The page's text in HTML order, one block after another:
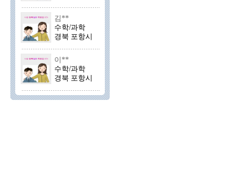
김**
수학/과학
경북 포항시
이**
수학/과학
경북 포항시